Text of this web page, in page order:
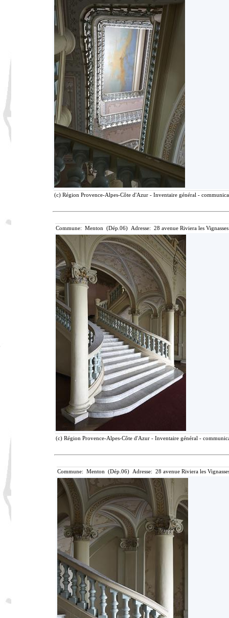
(c) Région Provence-Alpes-Côte d'Azur - Inventaire général -
Commune: Menton (Dép.06) Adresse: 28 avenue Riviera les
(c) Région Provence-Alpes-Côte d'Azur - Inventaire général -
Commune: Menton (Dép.06) Adresse: 28 avenue Riviera les